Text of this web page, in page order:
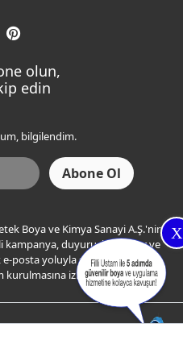
X
olun,
edin
bilgilendim.
Boya ve Kimya Sanayi A.Ş.'nin
kampanya, duyuru, hizmetler ve
posta yoluyla şahsıma
kurulmasına izin veriyorum.